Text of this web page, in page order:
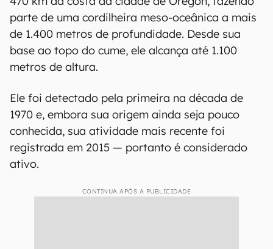
Mapa em 3D de toda a complexa estrutura do vulcão Axial Seamount
O vulcão submarino Axial Seamont está
localizado na costa leste dos EUA, a cerca de
470 km da costa da cidade de Oregon, fazendo
parte de uma cordilheira meso-oceânica a mais
base ao topo do cume, ele alcança até 1.100